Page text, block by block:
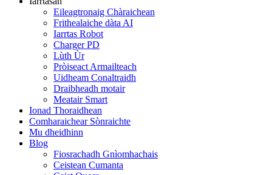
Eileagtronaig Chàraichean
Frithealaiche dàta AI
Iarrtas Robot
Charger PD
Lùth Ùr
Pròiseact Armailteach
Uidheam Conaltraidh
Draibheadh ​​​​​​motair
Meatair Smart
Ionad Thoraidhean
Comharaichear Sònraichte
Mu dheidhinn
Blog
Fiosrachadh Gnìomhachais
Ceistean Cumanta